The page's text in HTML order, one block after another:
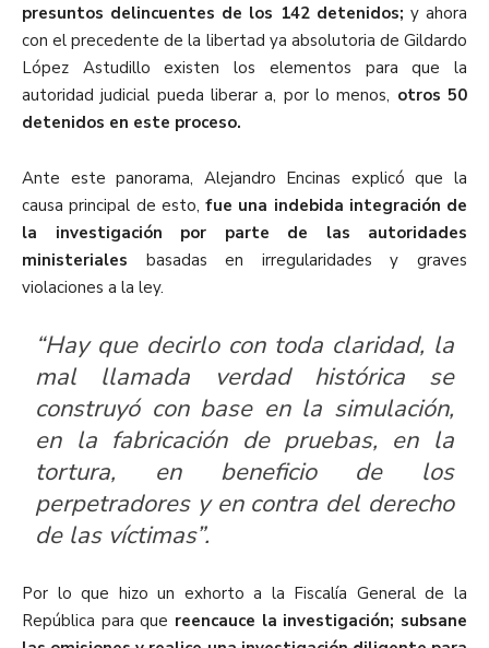
presuntos delincuentes de los 142 detenidos; y ahora
con el precedente de la libertad ya absolutoria de Gildardo
López Astudillo existen los elementos para que la
autoridad judicial pueda liberar a, por lo menos, otros 50
detenidos en este proceso.
Ante este panorama, Alejandro Encinas explicó que la
causa principal de esto, fue una indebida integración de
la investigación por parte de las autoridades
ministeriales basadas en irregularidades y graves
violaciones a la ley.
“Hay que decirlo con toda claridad, la
mal llamada verdad histórica se
construyó con base en la simulación,
en la fabricación de pruebas, en la
tortura, en beneficio de los
perpetradores y en contra del derecho
de las víctimas”.
Por lo que hizo un exhorto a la Fiscalía General de la
República para que reencauce la investigación; subsane